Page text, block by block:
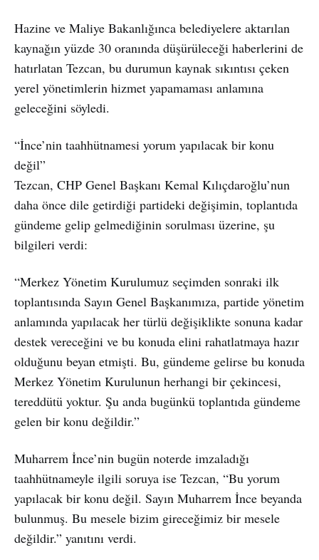
Hazine ve Maliye Bakanlığınca belediyelere aktarılan
kaynağın yüzde 30 oranında düşürüleceği haberlerini de
hatırlatan Tezcan, bu durumun kaynak sıkıntısı çeken
yerel yönetimlerin hizmet yapamaması anlamına
geleceğini söyledi.
“İnce’nin taahhütnamesi yorum yapılacak bir konu
değil”
Tezcan, CHP Genel Başkanı Kemal Kılıçdaroğlu’nun
daha önce dile getirdiği partideki değişimin, toplantıda
gündeme gelip gelmediğinin sorulması üzerine, şu
bilgileri verdi:
“Merkez Yönetim Kurulumuz seçimden sonraki ilk
toplantısında Sayın Genel Başkanımıza, partide yönetim
anlamında yapılacak her türlü değişiklikte sonuna kadar
destek vereceğini ve bu konuda elini rahatlatmaya hazır
olduğunu beyan etmişti. Bu, gündeme gelirse bu konuda
Merkez Yönetim Kurulunun herhangi bir çekincesi,
tereddütü yoktur. Şu anda bugünkü toplantıda gündeme
gelen bir konu değildir.”
Muharrem İnce’nin bugün noterde imzaladığı
taahhütnameyle ilgili soruya ise Tezcan, “Bu yorum
yapılacak bir konu değil. Sayın Muharrem İnce beyanda
bulunmuş. Bu mesele bizim gireceğimiz bir mesele
değildir.” yanıtını verdi.